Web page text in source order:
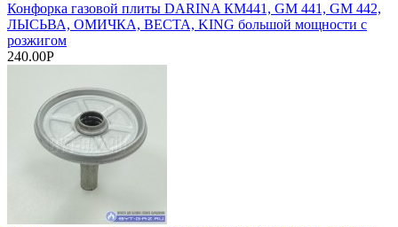
Конфорка газовой плиты DARINA КМ441, GM 441, GM 442,
ЛЫСЬВА, ОМИЧКА, ВЕСТА, KING большой мощности с
розжигом
240.00Р